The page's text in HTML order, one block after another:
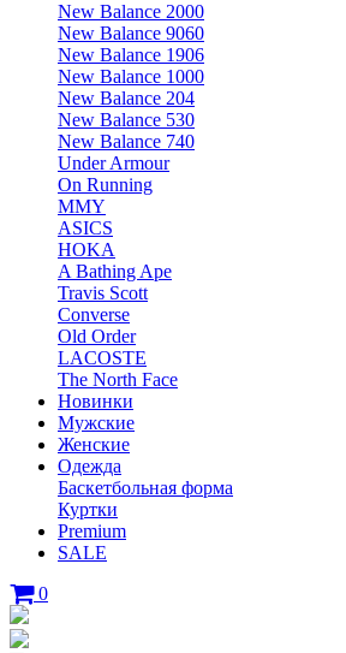
New Balance 2000
New Balance 9060
New Balance 1906
New Balance 1000
New Balance 204
New Balance 530
New Balance 740
Under Armour
On Running
MMY
ASICS
HOKA
A Bathing Ape
Travis Scott
Converse
Old Order
LACOSTE
The North Face
Новинки
Мужские
Женские
Одежда
Баскетбольная форма
Куртки
Premium
SALE
0